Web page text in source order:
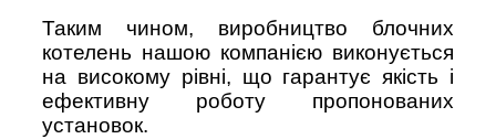
Таким чином, виробництво блочних
котелень нашою компанією виконується
на високому рівні, що гарантує якість і
ефективну роботу пропонованих
установок.